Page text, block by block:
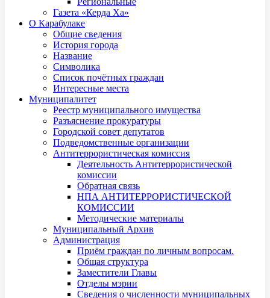
Газета «Керда Ха»
О Карабулаке
Общие сведения
История города
Название
Символика
Список почётных граждан
Интересные места
Муниципалитет
Реестр муниципального имущества
Разъяснение прокуратуры
Городской совет депутатов
Подведомственные организации
Антитеррористическая комиссия
Деятельность Антитеррористической
комиссии
Обратная связь
НПА АНТИТЕРРОРИСТИЧЕСКОЙ
КОМИССИИ
Методические материалы
Муниципальный Архив
Администрация
Приём граждан по личным вопросам.
Общая структура
Заместители Главы
Отделы мэрии
Сведения о численности муниципальных